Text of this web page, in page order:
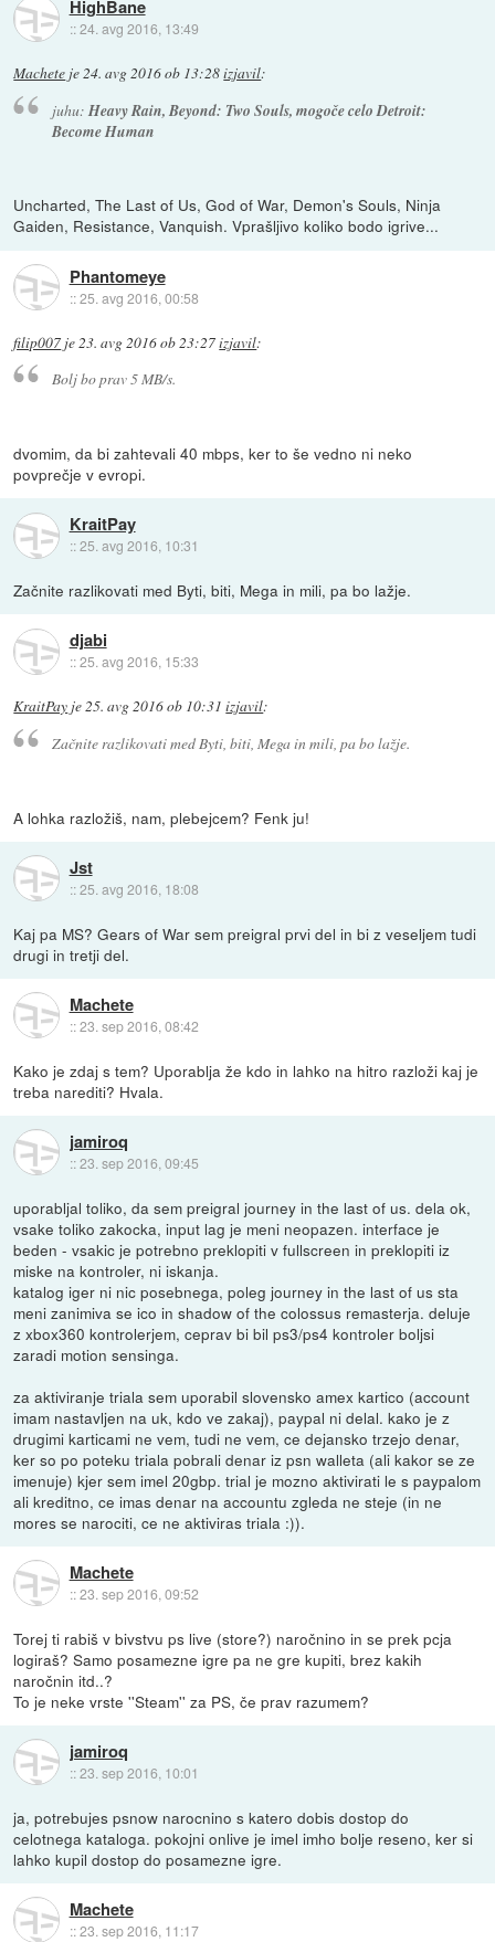
HighBane
::24. avg 2016, 13:49
Machete je24. avg 2016 ob 13:28izjavil:
juhu: Heavy Rain, Beyond: Two Souls, mogoče celo Detroit:
Become Human
Uncharted, The Last of Us, God of War, Demon's Souls, Ninja
Gaiden, Resistance, Vanquish. Vprašljivo koliko bodo igrive...
Phantomeye
::25. avg 2016, 00:58
filip007 je 23. avg 2016 ob 23:27izjavil:
Bolj bo prav 5 MB/s.
dvomim, da bi zahtevali 40 mbps, ker to še vedno ni neko
povprečje v evropi.
KraitPay
::25. avg 2016, 10:31
Začnite razlikovati med Byti, biti, Mega in mili, pa bo lažje.
djabi
::25. avg 2016, 15:33
KraitPay je25. avg 2016 ob 10:31 izjavil:
Začnite razlikovati med Byti, biti, Mega in mili, pa bo lažje.
A lohka razložiš, nam, plebejcem? Fenk ju!
Jst
::25. avg 2016, 18:08
Kaj pa MS? Gears of War sem preigral prvi del in bi z veseljem tudi
drugi in tretji del.
Machete
::23. sep 2016, 08:42
Kako je zdaj s tem? Uporablja že kdo in lahko na hitro razloži kaj je
treba narediti? Hvala.
jamiroq
::23. sep 2016, 09:45
uporabljal toliko, da sem preigral journey in the last of us. dela ok,
vsake toliko zakocka, input lag je meni neopazen. interface je
beden - vsakic je potrebno preklopiti v fullscreen in preklopiti iz
miske na kontroler, ni iskanja.
katalog iger ni nic posebnega, poleg journey in the last of us sta
meni zanimiva se ico in shadow of the colossus remasterja. deluje
z xbox360 kontrolerjem, ceprav bi bil ps3/ps4 kontroler boljsi
zaradi motion sensinga.
za aktiviranje triala sem uporabil slovensko amex kartico (account
imam nastavljen na uk, kdo ve zakaj), paypal ni delal. kako je z
drugimi karticami ne vem, tudi ne vem, ce dejansko trzejo denar,
ker so po poteku triala pobrali denar iz psn walleta (ali kakor se ze
imenuje) kjer sem imel 20gbp. trial je mozno aktivirati le s paypalom
ali kreditno, ce imas denar na accountu zgleda ne steje (in ne
mores se narociti, ce ne aktiviras triala :)).
Machete
::23. sep 2016, 09:52
Torej ti rabiš v bivstvu ps live (store?) naročnino in se prek pcja
logiraš? Samo posamezne igre pa ne gre kupiti, brez kakih
naročnin itd..?
To je neke vrste ''Steam'' za PS, če prav razumem?
jamiroq
::23. sep 2016, 10:01
ja, potrebujes psnow narocnino s katero dobis dostop do
celotnega kataloga. pokojni onlive je imel imho bolje reseno, ker si
lahko kupil dostop do posamezne igre.
Machete
::23. sep 2016, 11:17